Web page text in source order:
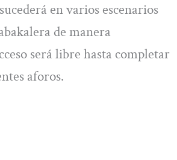
en varios escenarios
de manera
será libre hasta completar
aforos.